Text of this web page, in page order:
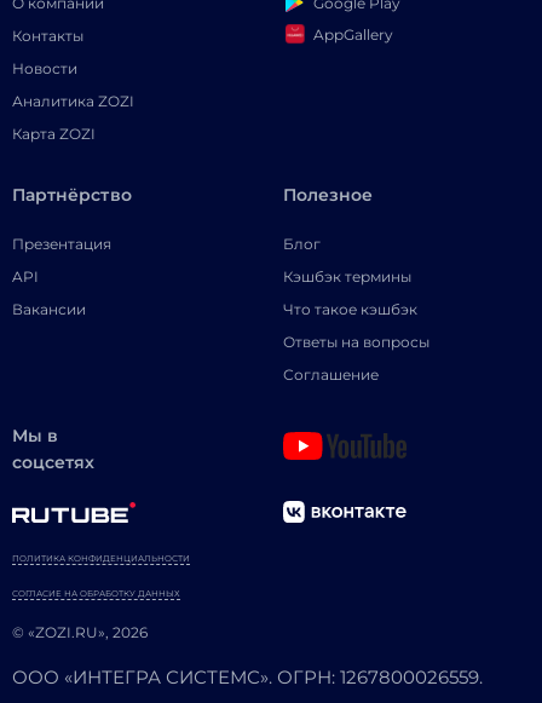
Контакты
Новости
Аналитика ZOZI
Карта ZOZI
AppGallery
Партнёрство
Презентация
API
Вакансии
Полезное
Блог
Кэшбэк термины
Что такое кэшбэк
Ответы на вопросы
Соглашение
Мы в
соцсетях
© «ZOZI.RU», 2026
ПОЛИТИКА КОНФИДЕНЦИАЛЬНОСТИ
СОГЛАСИЕ НА ОБРАБОТКУ ДАННЫХ
ООО «ИНТЕГРА СИСТЕМС». ОГРН: 1267800026559.